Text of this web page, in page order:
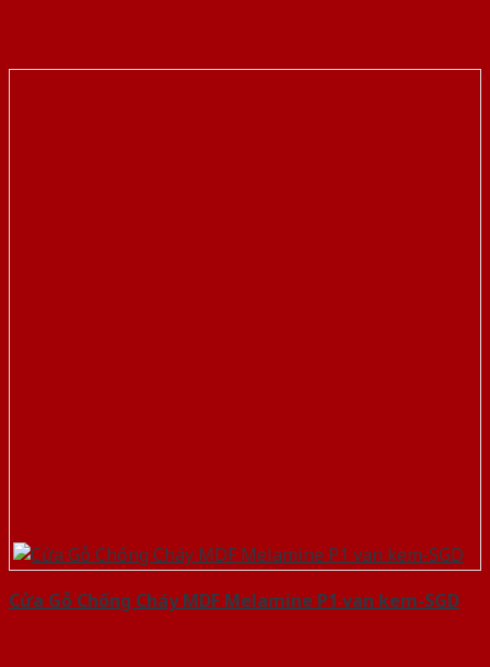
Cửa Gỗ Chống Cháy MDF Melamine P1 van kem-SGD